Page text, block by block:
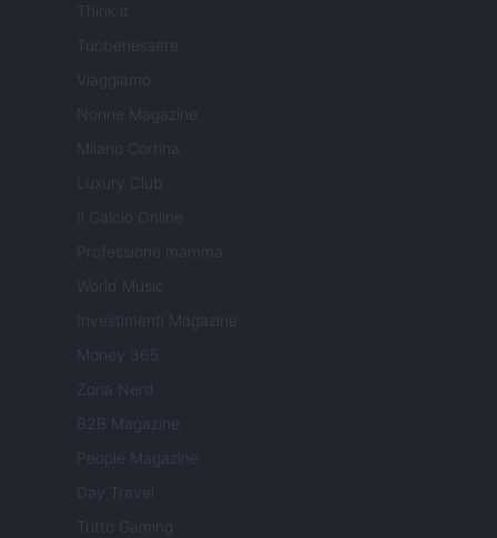
Think.it
Tuobenessere
Viaggiamo
Nonne Magazine
Milano Cortina
Luxury Club
Il Calcio Online
Professione mamma
World Music
Investimenti Magazine
Money 365
Zona Nerd
B2B Magazine
People Magazine
Day Travel
Tutto Gaming